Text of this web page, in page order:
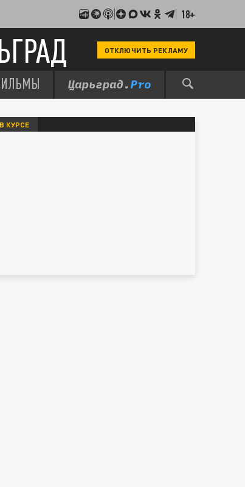
18+
ОТКЛЮЧИТЬ РЕКЛАМУ
КУРСЕ